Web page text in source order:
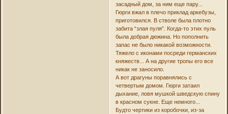
засадный дом, за ним еще пару...
Гюрги вжал в плечо приклад аркебузы,
приготовился. В стволе была плотно
забита “злая пуля”. Когда-то этих пуль
была добрая дюжина. Но пополнить
запас не было никакой возможности.
Тяжело с иконами посреди германских
княжеств... А на другие тропы его все
никак не заносило.
А вот драгуны поравнялись с
четвертым домом. Гюрги затаил
дыхание, ловя мушкой шведскую спину
в красном сукне. Еще немного...
Будто чертики из коробочки, из-за